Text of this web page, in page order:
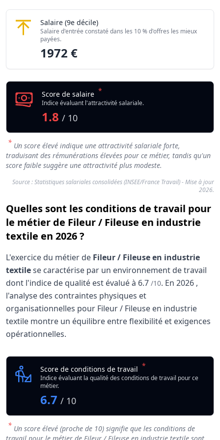
Salaire Fileur / Fileuse en industrie textile
(9e décile)
Salaire d'entrée constaté dans les 10 % d'offres les mieux
payées.
1972 €
Score de salaire *
Indice évaluant l'attractivité salariale.
1.8 / 10
* Un score élevé indique une attractivité salariale forte,
traduisant des rémunérations élevées pour ce métier, tandis qu'un
score faible suggère une attractivité plus modeste.
Source : Statistiques salariales consolidées (INSEE/France Travail) - Mise à jour
2026.
Quelles sont les conditions de travail pour
le métier de Fileur / Fileuse en industrie
textile en 2026 ?
L'exercice du métier de Fileur / Fileuse en industrie
textilese caractérise par un environnement de travail
dont l'indice de qualité est évalué à 6.7 /10. En 2026 ,
l'analyse des contraintes physiques et
organisationnelles pour Fileur / Fileuse en industrie
textile montre un équilibre entre flexibilité et exigences
opérationnelles.
Analyse des conditions de travail : Fileur /
Indicateur
Qualité globale de l'environnement Fileur / Fileuse en
Score de conditions de travail *
Indice évaluant la qualité des conditions de travail pour ce
métier.
6.7 / 10
* Un score élevé (proche de 10) signifie que les conditions de